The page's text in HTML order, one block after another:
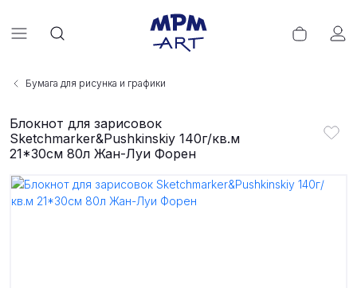
Бумага для рисунка и графики
Блокнот для зарисовок
Sketchmarker&Pushkinskiy 140г/кв.м
21*30см 80л Жан-Луи Форен